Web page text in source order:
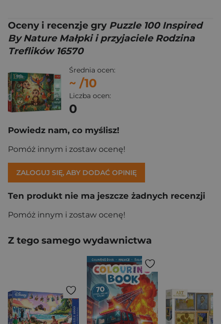
Oceny i recenzje gry Puzzle 100 Inspired
By Nature Małpki i przyjaciele Rodzina
Treflików 16570
Średnia ocen:
~ /10
Liczba ocen:
0
Powiedz nam, co myślisz!
Pomóż innym i zostaw ocenę!
ZALOGUJ SIĘ, ABY DODAĆ OPINIĘ
Ten produkt nie ma jeszcze żadnych recenzji
Pomóż innym i zostaw ocenę!
Z tego samego wydawnictwa